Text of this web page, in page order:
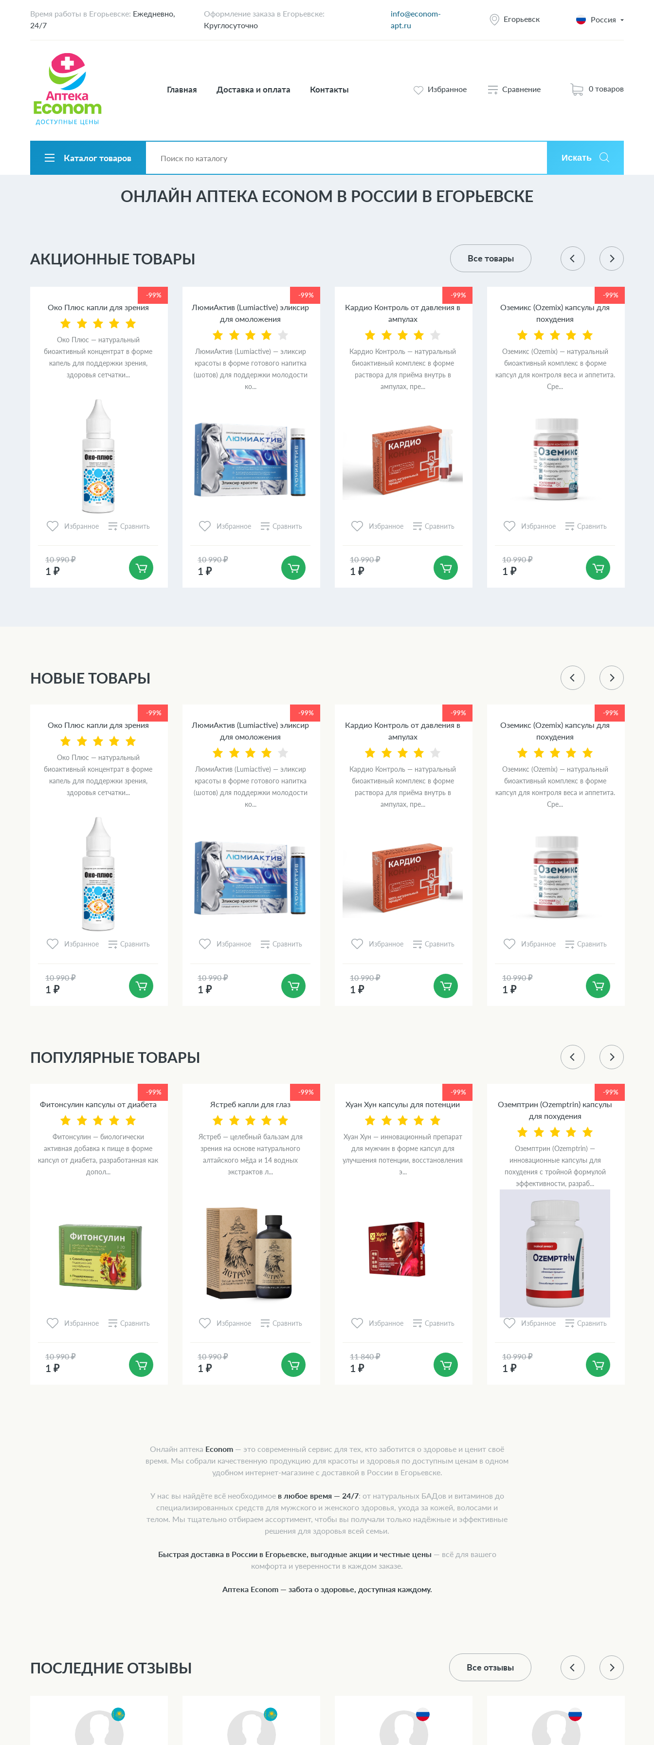
Время работы в Егорьевске: Ежедневно,
24/7
Оформление заказа в Егорьевске:
Круглосуточно
info@econom-
apt.ru
Егорьевск Россия
Главная Доставка и оплата Контакты Избранное Сравнение 0 товаров
Каталог товаров Искать
ОНЛАЙН АПТЕКА ECONOM В РОССИИ В ЕГОРЬЕВСКЕ
АКЦИОННЫЕ ТОВАРЫ Все товары
-99%
Око Плюс капли для зрения
Око Плюс — натуральный
биоактивный концентрат в форме
капель для поддержки зрения,
здоровья сетчатки...
Избранное Сравнить
10 990 ₽
1 ₽
-99%
ЛюмиАктив (Lumiactive) эликсир
для омоложения
ЛюмиАктив (Lumiactive) — эликсир
красоты в форме готового напитка
(шотов) для поддержки молодости
ко...
Избранное Сравнить
10 990 ₽
1 ₽
-99%
Кардио Контроль от давления в
ампулах
Кардио Контроль — натуральный
биоактивный комплекс в форме
раствора для приёма внутрь в
ампулах, пре...
Избранное Сравнить
10 990 ₽
1 ₽
-99%
Оземикс (Ozemix) капсулы для
похудения
Оземикс (Ozemix) — натуральный
биоактивный комплекс в форме
капсул для контроля веса и аппетита.
Сре...
Избранное Сравнить
10 990 ₽
1 ₽
НОВЫЕ ТОВАРЫ
-99%
Око Плюс капли для зрения
Око Плюс — натуральный
биоактивный концентрат в форме
капель для поддержки зрения,
здоровья сетчатки...
Избранное Сравнить
10 990 ₽
1 ₽
-99%
ЛюмиАктив (Lumiactive) эликсир
для омоложения
ЛюмиАктив (Lumiactive) — эликсир
красоты в форме готового напитка
(шотов) для поддержки молодости
ко...
Избранное Сравнить
10 990 ₽
1 ₽
-99%
Кардио Контроль от давления в
ампулах
Кардио Контроль — натуральный
биоактивный комплекс в форме
раствора для приёма внутрь в
ампулах, пре...
Избранное Сравнить
10 990 ₽
1 ₽
-99%
Оземикс (Ozemix) капсулы для
похудения
Оземикс (Ozemix) — натуральный
биоактивный комплекс в форме
капсул для контроля веса и аппетита.
Сре...
Избранное Сравнить
10 990 ₽
1 ₽
ПОПУЛЯРНЫЕ ТОВАРЫ
-99%
Фитонсулин капсулы от диабета
Фитонсулин — биологически
активная добавка к пище в форме
капсул от диабета, разработанная как
допол...
Избранное Сравнить
10 990 ₽
1 ₽
-99%
Ястреб капли для глаз
Ястреб — целебный бальзам для
зрения на основе натурального
алтайского мёда и 14 водных
экстрактов л...
Избранное Сравнить
10 990 ₽
1 ₽
-99%
Хуан Хун капсулы для потенции
Хуан Хун — инновационный препарат
для мужчин в форме капсул для
улучшения потенции, восстановления
э...
Избранное Сравнить
11 840 ₽
1 ₽
-99%
Оземптрин (Ozemptrin) капсулы
для похудения
Оземптрин (Ozemptrin) —
инновационные капсулы для
похудения с тройной формулой
эффективности, разраб...
Избранное Сравнить
10 990 ₽
1 ₽
Онлайн аптека Econom — это современный сервис для тех, кто заботится о здоровье и ценит своё
время. Мы собрали качественную продукцию для красоты и здоровья по доступным ценам в одном
удобном интернет-магазине с доставкой в России в Егорьевске.
У нас вы найдёте всё необходимое в любое время — 24/7: от натуральных БАДов и витаминов до
специализированных средств для мужского и женского здоровья, ухода за кожей, волосами и
телом. Мы тщательно отбираем ассортимент, чтобы вы получали только надёжные и эффективные
решения для здоровья всей семьи.
Быстрая доставка в России в Егорьевске, выгодные акции и честные цены — всё для вашего
комфорта и уверенности в каждом заказе.
Аптека Econom — забота о здоровье, доступная каждому.
ПОСЛЕДНИЕ ОТЗЫВЫ Все отзывы